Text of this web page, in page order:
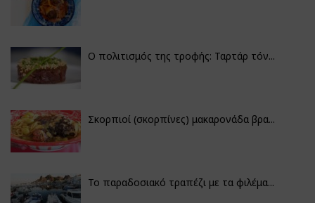
Ο πολιτισμός της τροφής: Ταρτάρ τόν...
Σκορπιοί (σκορπίνες) μακαρονάδα βρα...
Το παραδοσιακό τραπέζι με τα φιλέμα...